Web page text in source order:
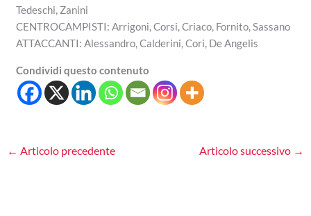
Tedeschi, Zanini
CENTROCAMPISTI: Arrigoni, Corsi, Criaco, Fornito, Sassano
ATTACCANTI: Alessandro, Calderini, Cori, De Angelis
Condividi questo contenuto
← Articolo precedente Articolo successivo →